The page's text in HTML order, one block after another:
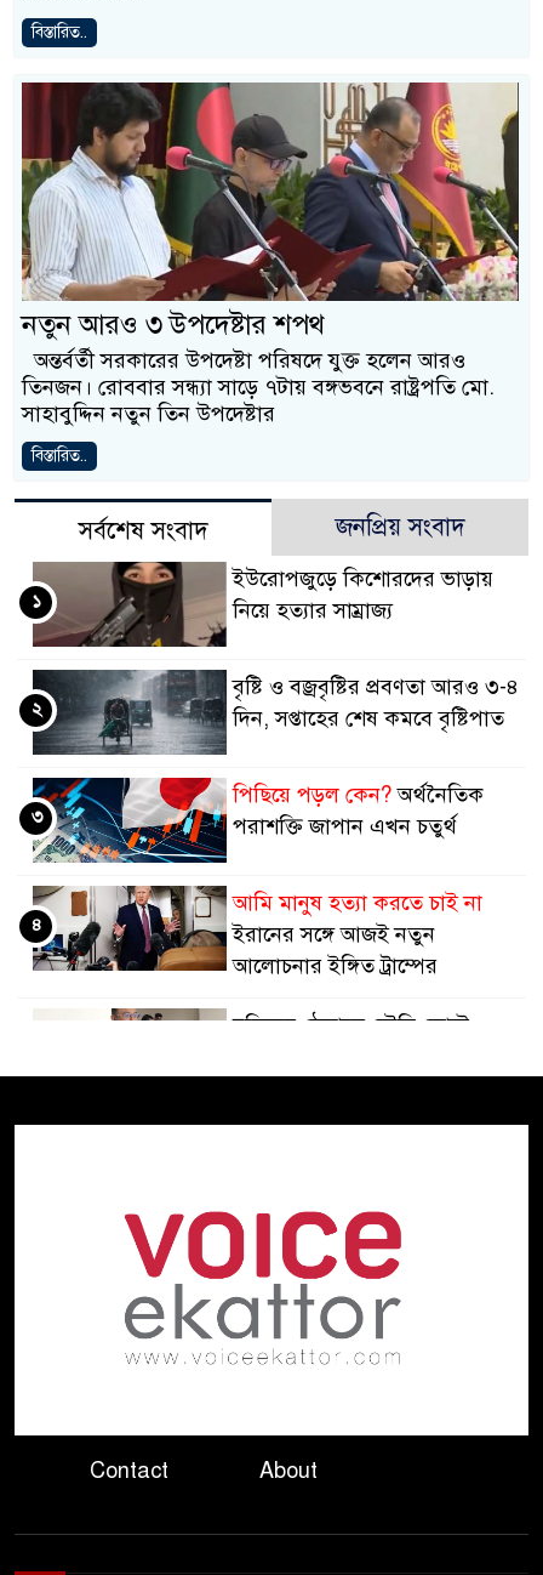
বিস্তারিত..
নতুন আরও ৩ উপদেষ্টার শপথ
অন্তর্বর্তী সরকারের উপদেষ্টা পরিষদে যুক্ত হলেন আরও
তিনজন। রোববার সন্ধ্যা সাড়ে ৭টায় বঙ্গভবনে রাষ্ট্রপতি মো.
সাহাবুদ্দিন নতুন তিন উপদেষ্টার
বিস্তারিত..
সর্বশেষ সংবাদ জনপ্রিয় সংবাদ
ইউরোপজুড়ে কিশোরদের ভাড়ায়
নিয়ে হত্যার সাম্রাজ্য
১
বৃষ্টি ও বজ্রবৃষ্টির প্রবণতা আরও ৩-৪
দিন, সপ্তাহের শেষ কমবে বৃষ্টিপাত
২
পিছিয়ে পড়ল কেন?অর্থনৈতিক
পরাশক্তি জাপান এখন চতুর্থ
৩
আমি মানুষ হত্যা করতে চাই না
ইরানের সঙ্গে আজই নতুন
আলোচনার ইঙ্গিত ট্রাম্পের
৪
হুতিদের ঠেকাতে সৌদি জোটে,
কোটি টাকার যন্ত্র
প্রধানমন্ত্রীর সঙ্গে যুক্তরাষ্ট্রের দক্ষিণ ও
মধ্য এশিয়াবিষয়ক বিশেষ দূতের
সাক্ষাৎ
পড়ে প্রাণ হারালেন দুই পর্যটক
৯
Contact About